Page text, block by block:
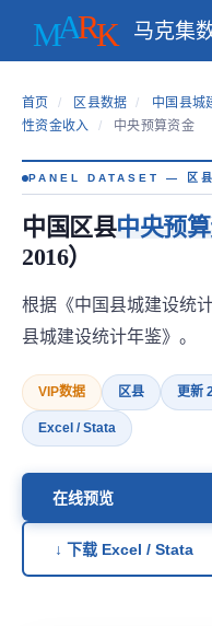
马克集
首页 / 区县数据 / 中国县城
性资金收入
/ 中央预算资金
PANEL DATASET — 区县
中国区县中央预
2016）
根据《中国县城建设统
县城建设统计年鉴》。
VIP数据 区县 更新
Excel / Stata
在线预览
↓ 下载 Excel / Stata